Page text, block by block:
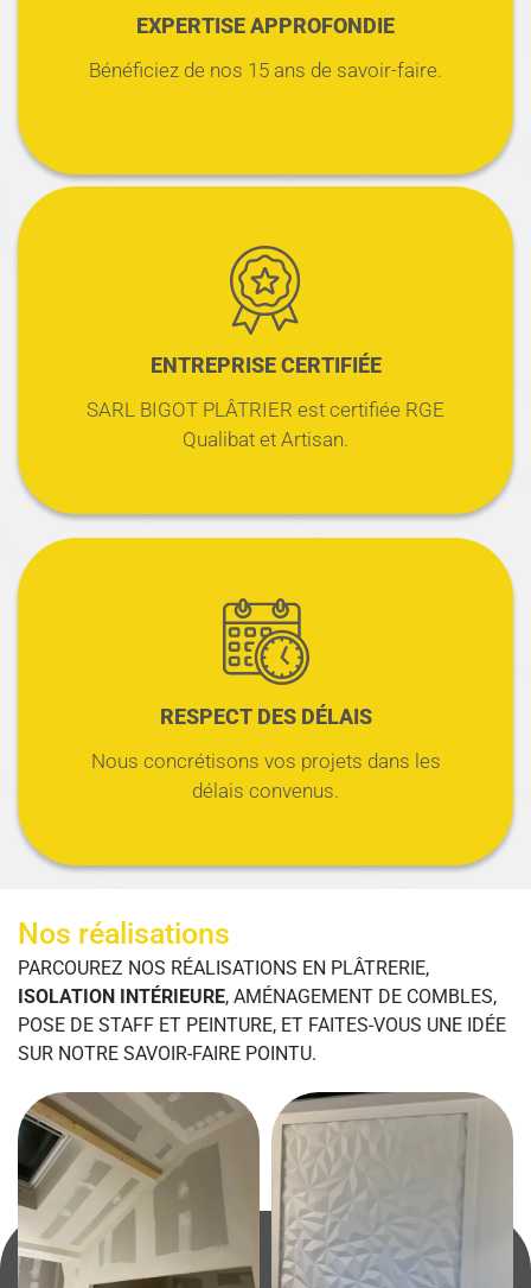
EXPERTISE APPROFONDIE
Bénéficiez de nos 15 ans de savoir-faire.
ENTREPRISE CERTIFIÉE
SARL BIGOT PLÂTRIER est certifiée RGE
Qualibat et Artisan.
RESPECT DES DÉLAIS
Nous concrétisons vos projets dans les
délais convenus.
Nos réalisations
PARCOUREZ NOS RÉALISATIONS EN PLÂTRERIE,
ISOLATION INTÉRIEURE, AMÉNAGEMENT DE COMBLES,
POSE DE STAFF ET PEINTURE, ET FAITES-VOUS UNE IDÉE
SUR NOTRE SAVOIR-FAIRE POINTU.